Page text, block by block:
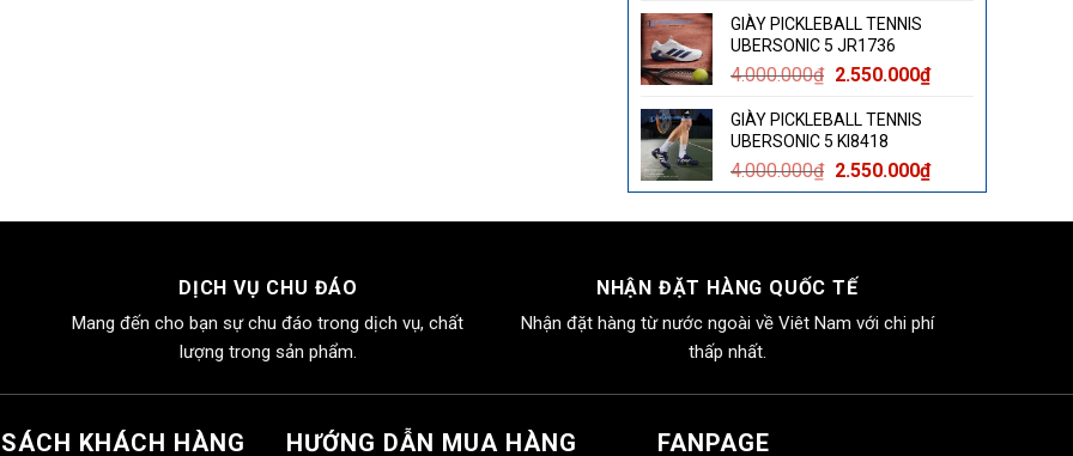
là:
4.000.000₫.
2.550.000₫.
GIÀY PICKLEBALL TENNIS
UBERSONIC 5 JR1736
4.000.000₫ Giá
là:
4.000.000₫.
2.550.000₫Giá
2.550.000₫.
GIÀY PICKLEBALL TENNIS
UBERSONIC 5 KI8418
4.000.000₫ Giá
gốc
là:
2.550.000₫Giá
hiện
tại
DỊCH VỤ CHU ĐÁO
Mang đến cho bạn sự chu đáo trong dịch vụ, chất
lượng trong sản phẩm.
NHẬN ĐẶT HÀNG QUỐC TẾ
Nhận đặt hàng từ nước ngoài về Viêt Nam với chi phí
thấp nhất.
KHÁCH HÀNG HƯỚNG DẪN MUA HÀNG FANPAGE